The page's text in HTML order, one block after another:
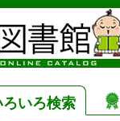
ろいろ検索